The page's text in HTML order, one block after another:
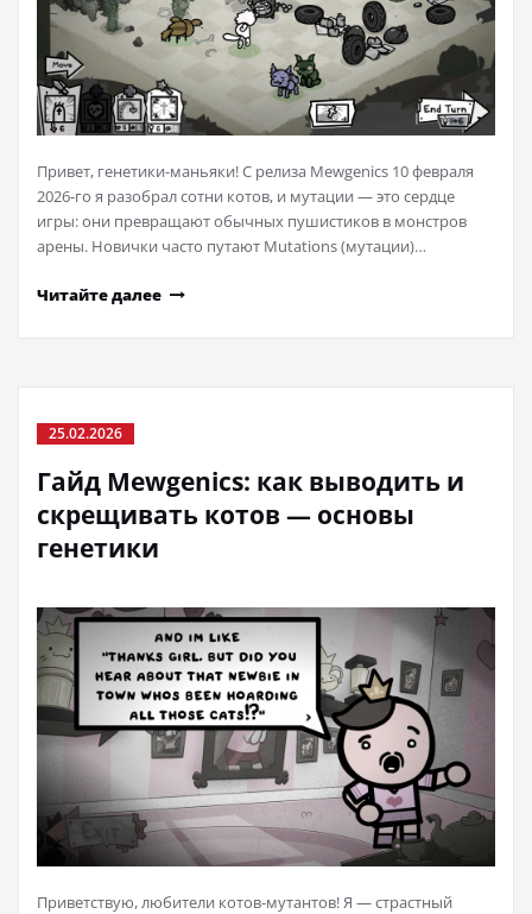
Привет, генетики-маньяки! С релиза Mewgenics 10 февраля
2026-го я разобрал сотни котов, и мутации — это сердце
игры: они превращают обычных пушистиков в монстров
арены. Новички часто путают Mutations (мутации)…
Читайте далее
25.02.2026
Гайд Mewgenics: как выводить и
скрещивать котов — основы
генетики
Приветствую, любители котов-мутантов! Я — страстный